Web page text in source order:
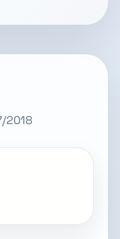
2018